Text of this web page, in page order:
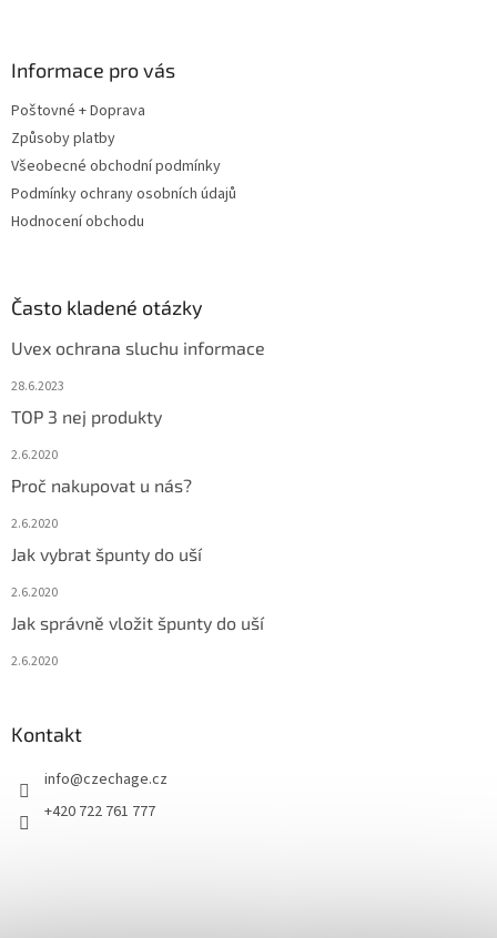
Informace pro vás
Poštovné + Doprava
Způsoby platby
Všeobecné obchodní podmínky
Podmínky ochrany osobních údajů
Hodnocení obchodu
Často kladené otázky
Uvex ochrana sluchu informace
28.6.2023
TOP 3 nej produkty
2.6.2020
Proč nakupovat u nás?
2.6.2020
Jak vybrat špunty do uší
2.6.2020
Jak správně vložit špunty do uší
2.6.2020
Kontakt
info@czechage.cz
+420 722 761 777